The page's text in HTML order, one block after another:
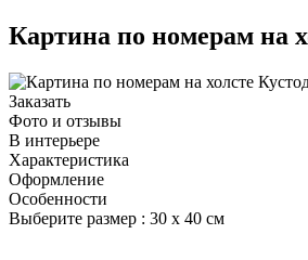
Картина по номерам на
Заказать
Фото и отзывы
В интерьере
Характеристика
Оформление
Особенности
Выберите размер : 30 х 40 см